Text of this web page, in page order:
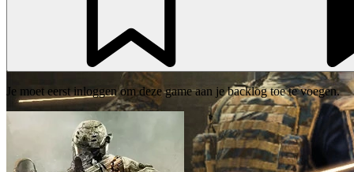
Je moet eerst inloggen om deze game aan je backlog toe te voegen.